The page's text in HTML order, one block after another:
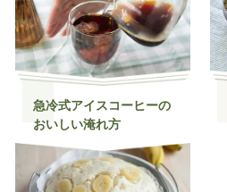
急冷式アイスコーヒーの
おいしい淹れ方